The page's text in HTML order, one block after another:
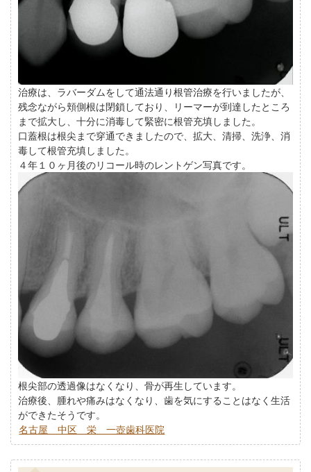
治療は、ラバーダムをして通法通り根管治療を行いましたが、
残念ながら頬側根は閉鎖しており、リーマーが到達したところ
まで拡大し、十分に消毒して緊密に根管充填しました。
口蓋根は根尖まで穿通できましたので、拡大、清掃、洗浄、消
毒して根管充填しました。
４年１０ヶ月後のリコール時のレントゲン写真です。
根尖部の透過像はなくなり、骨が再生しています。
治療後、腫れや痛みはなくなり、歯を気にすることはなく生活
ができたそうです。
名古屋 中区 栄 一壺歯科医院